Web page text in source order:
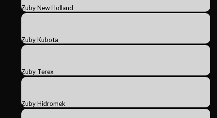
Zuby New Holland
Zuby Kubota
Zuby Terex
Zuby Hidromek